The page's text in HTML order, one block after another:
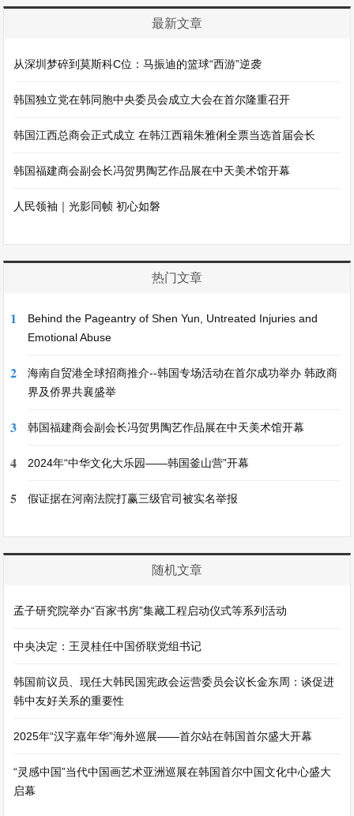
最新文章
从深圳梦碎到莫斯科C位：马振迪的篮球“西游”逆袭
韩国独立党在韩同胞中央委员会成立大会在首尔隆重召开
韩国江西总商会正式成立 在韩江西籍朱雅俐全票当选首届会长
韩国福建商会副会长冯贺男陶艺作品展在中天美术馆开幕
人民领袖｜光影同帧 初心如磐
热门文章
1
Behind the Pageantry of Shen Yun, Untreated Injuries and
Emotional Abuse
2
海南自贸港全球招商推介--韩国专场活动在首尔成功举办 韩政商
界及侨界共襄盛举
3 韩国福建商会副会长冯贺男陶艺作品展在中天美术馆开幕
4 2024年“中华文化大乐园——韩国釜山营”开幕
5 假证据在河南法院打赢三级官司被实名举报
随机文章
孟子研究院举办“百家书房”集藏工程启动仪式等系列活动
中央决定：王灵桂任中国侨联党组书记
韩国前议员、现任大韩民国宪政会运营委员会议长金东周：谈促进
韩中友好关系的重要性
2025年“汉字嘉年华”海外巡展——首尔站在韩国首尔盛大开幕
“灵感中国”当代中国画艺术亚洲巡展在韩国首尔中国文化中心盛大
启幕